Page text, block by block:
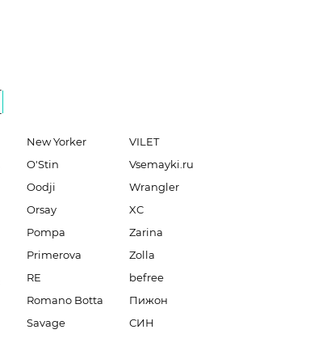
New Yorker
O'Stin
Oodji
Orsay
Pompa
Primerova
RE
Romano Botta
Savage
VILET
Vsemayki.ru
Wrangler
XC
Zarina
Zolla
befree
Пижон
СИН